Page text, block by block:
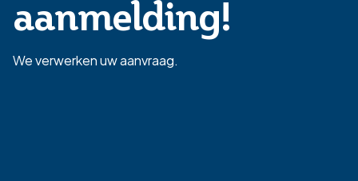
aanmelding!
We verwerken uw aanvraag.